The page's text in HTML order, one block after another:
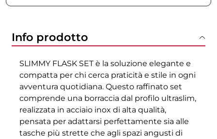
Info prodotto
SLIMMY FLASK SET è la soluzione elegante e
compatta per chi cerca praticità e stile in ogni
avventura quotidiana. Questo raffinato set
comprende una borraccia dal profilo ultraslim,
realizzata in acciaio inox di alta qualità,
pensata per adattarsi perfettamente sia alle
tasche più strette che agli spazi angusti di